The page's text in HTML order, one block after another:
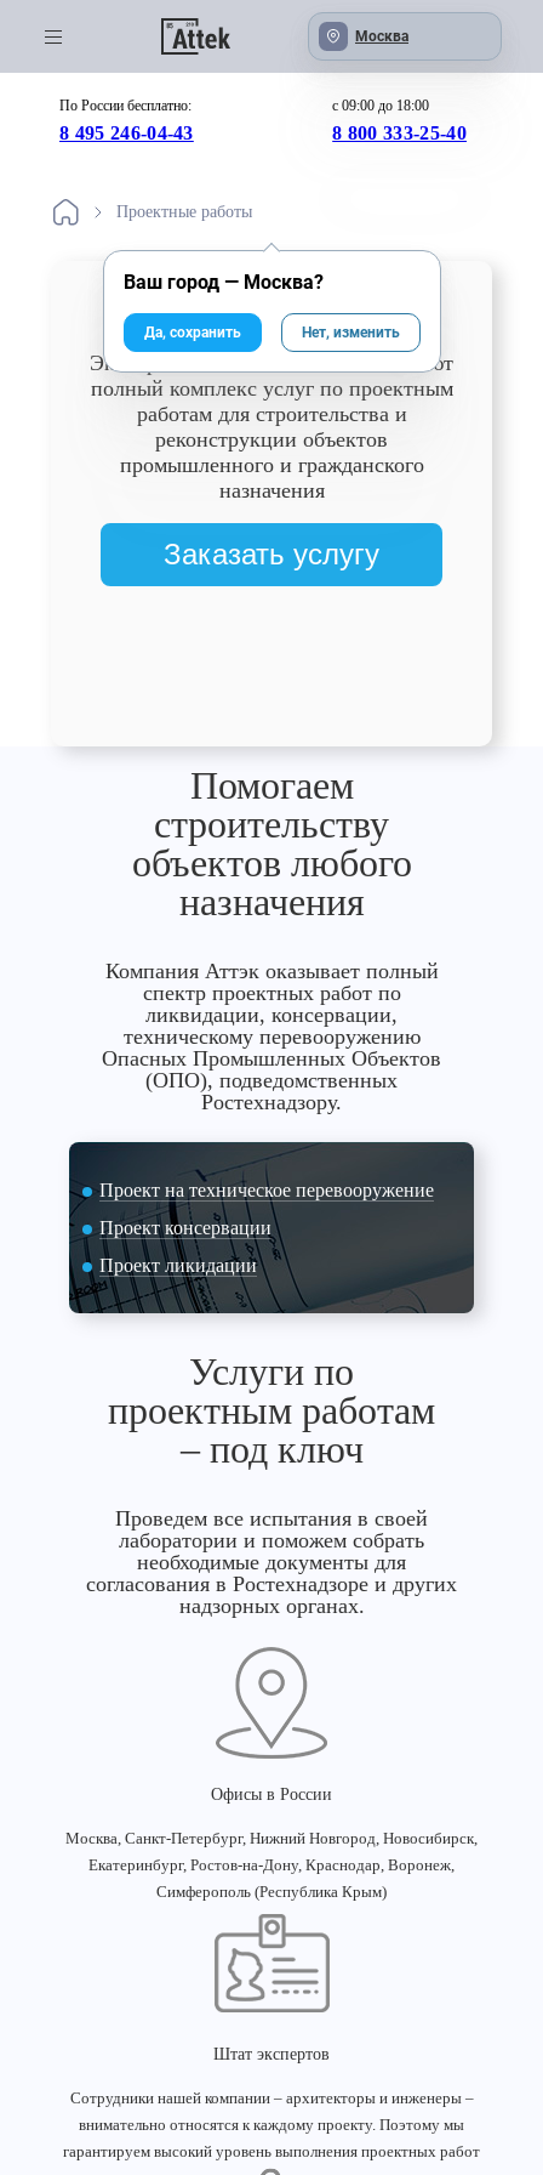
Москва
По России бесплатно:
8 495 246-04-43
с 09:00 до 18:00
8 800 333-25-40
Проектные работы
Проектные работы
Эксперты компании Аттэк выполняют
полный комплекс услуг по проектным
работам для строительства и
реконструкции объектов
промышленного и гражданского
назначения
Заказать услугу
Помогаем
строительству
объектов любого
назначения
Компания Аттэк оказывает полный
спектр проектных работ по
ликвидации, консервации,
техническому перевооружению
Опасных Промышленных Объектов
(ОПО), подведомственных
Ростехнадзору.
Проект на техническое перевооружение
Проект консервации
Проект ликидации
Услуги по
проектным работам
– под ключ
Проведем все испытания в своей
лаборатории и поможем собрать
необходимые документы для
согласования в Ростехнадзоре и других
надзорных органах.
Офисы в России
Москва, Санкт-Петербург, Нижний Новгород, Новосибирск,
Екатеринбург, Ростов-на-Дону, Краснодар, Воронеж,
Симферополь (Республика Крым)
Штат экспертов
Сотрудники нашей компании – архитекторы и инженеры –
внимательно относятся к каждому проекту. Поэтому мы
гарантируем высокий уровень выполнения проектных работ
Ваш город — Москва?
Да, сохранить Нет, изменить